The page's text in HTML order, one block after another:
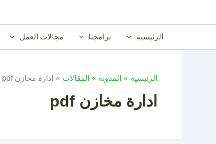
الرئيسية برامجنا مجالات العمل
الرئيسية المدونة المقالات ادارة مخازن pdf
ادارة مخازن pdf